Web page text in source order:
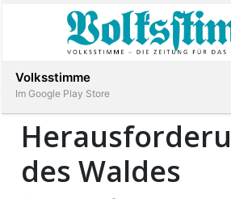
Immobilien
Abonnieren
des Waldes
Volksstimme
Im Google Play Store